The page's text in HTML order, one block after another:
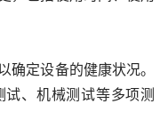
定设备的健康状况。
、机械测试等多项测